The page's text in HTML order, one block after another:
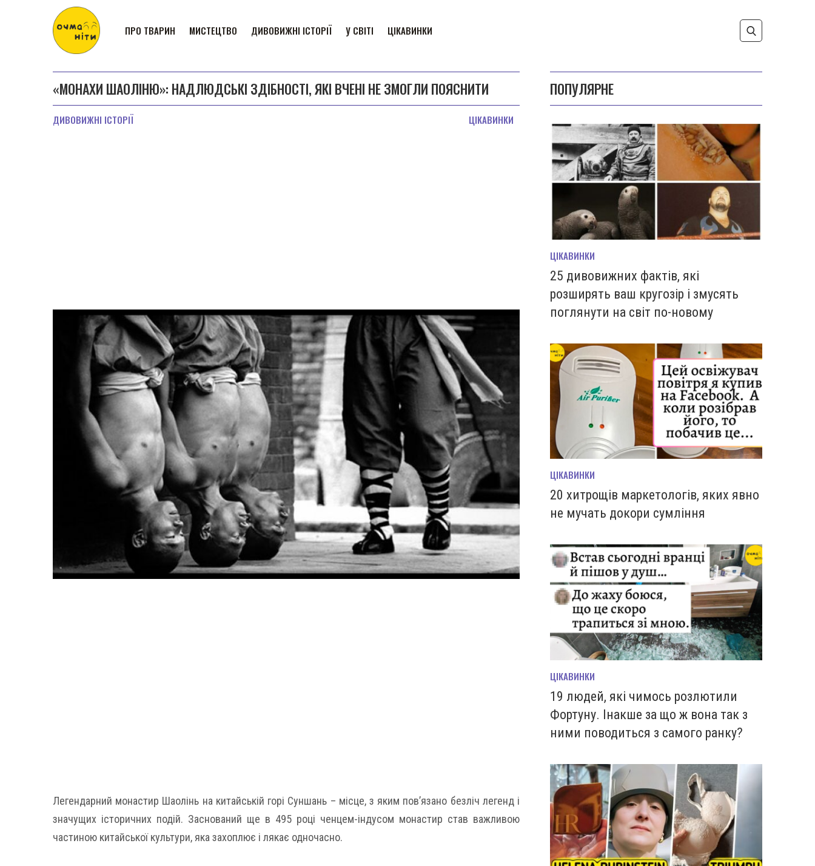
ПРО ТВАРИН МИСТЕЦТВО ДИВОВИЖНІ ІСТОРІЇ У СВІТІ ЦІКАВИНКИ
«МОНАХИ ШАОЛІНЮ»: НАДЛЮДСЬКІ ЗДІБНОСТІ, ЯКІ ВЧЕНІ НЕ ЗМОГЛИ ПОЯСНИТИ
ДИВОВИЖНІ ІСТОРІЇ ЦІКАВИНКИ
Легендарний монастир Шаолінь на китайській горі Суншань – місце, з яким пов’язано безліч легенд і
значущих історичних подій. Заснований ще в 495 році ченцем-індусом монастир став важливою
частиною китайської культури, яка захоплює і лякає одночасно.
ПОПУЛЯРНЕ
ЦІКАВИНКИ
25 дивовижних фактів, які
розширять ваш кругозір і змусять
поглянути на світ по-новому
ЦІКАВИНКИ
20 хитрощів маркетологів, яких явно
не мучать докори сумління
ЦІКАВИНКИ
19 людей, які чимось розлютили
Фортуну. Інакше за що ж вона так з
ними поводиться з самого ранку?